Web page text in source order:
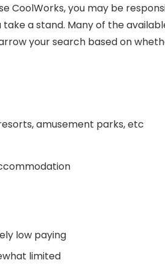
CoolWorks, you may be
a stand. Many of the
your search based on
amusement parks, etc
low paying
limited